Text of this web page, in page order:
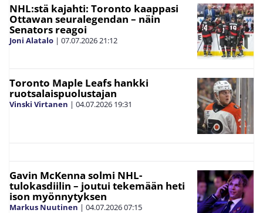
NHL:stä kajahti: Toronto kaappasi
Ottawan seuralegendan – näin
Senators reagoi
Joni Alatalo | 07.07.202621:12
Toronto Maple Leafs hankki
ruotsalaispuolustajan
Vinski Virtanen | 04.07.2026 19:31
Gavin McKenna solmi NHL-
tulokasdiilin – joutui tekemään heti
ison myönnytyksen
Markus Nuutinen | 04.07.202607:15